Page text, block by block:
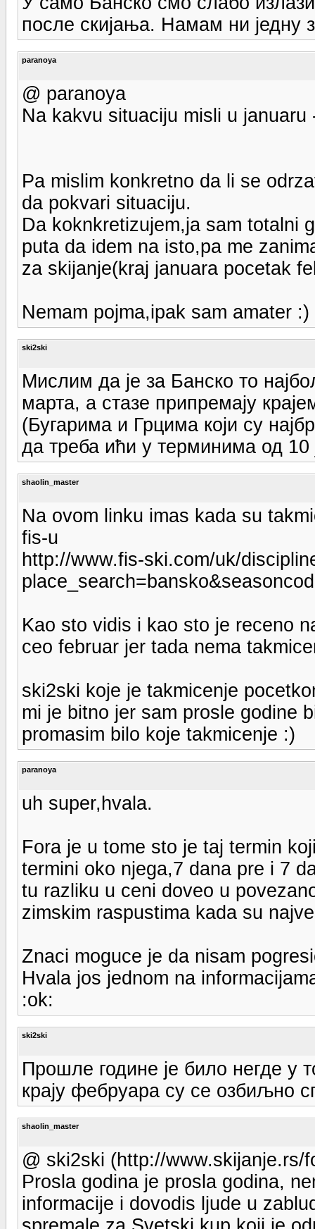
после скијања. Намам ни једну
paranoya
@ paranoya
Na kakvu situaciju misli u
Pa mislim konkretno da li se
da pokvari situaciju.
Da koknkretizujem,ja sam totalni
puta da idem na isto,pa me
za skijanje(kraj januara pocetak
Nemam pojma,ipak sam amater :)
ski2ski
Мислим да је за Банско то
марта, а стазе припремају
(Бугарима и Грцима који су
да треба ићи у терминима од
shaolin_master
Na ovom linku imas kada su
fis-u
http://www.fis-ski.com/uk/
Kao sto vidis i kao sto je receno
ceo februar jer tada nema
ski2ski koje je takmicenje
mi je bitno jer sam prosle godine
promasim bilo koje takmicenje :)
paranoya
uh super,hvala.
Fora je u tome sto je taj termin
termini oko njega,7 dana pre i 7
tu razliku u ceni doveo u
zimskim raspustima kada su
Znaci moguce je da nisam
Hvala jos jednom na
:ok:
ski2ski
Прошле године је било негде у
крају фебруара су се озбиљно
shaolin_master
@ ski2ski (http://www.skijanje.rs/
Prosla godina je prosla godina,
informacije i dovodis ljude u